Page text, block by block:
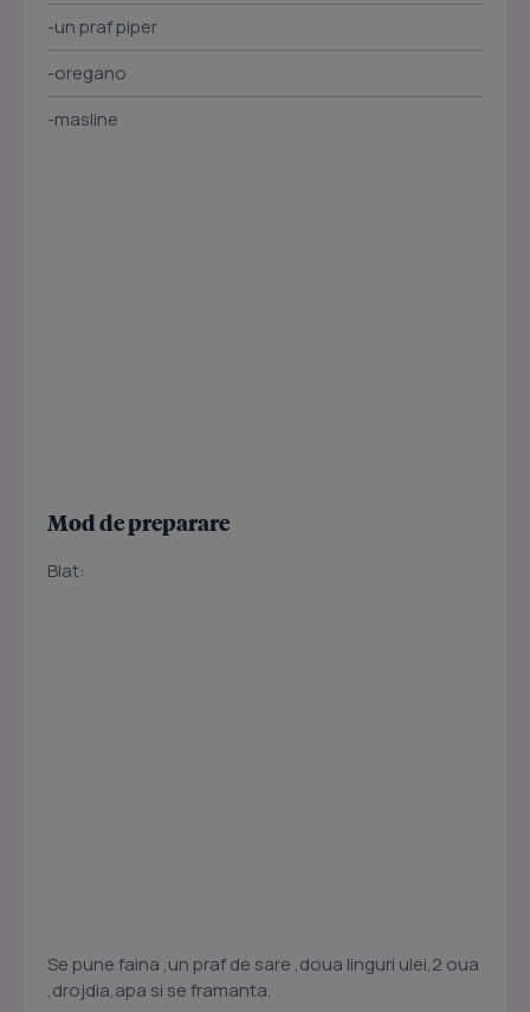
-un praf piper
-oregano
-masline
Mod de preparare
Blat:
Se pune faina ,un praf de sare ,doua linguri ulei,2 oua
,drojdia,apa si se framanta.